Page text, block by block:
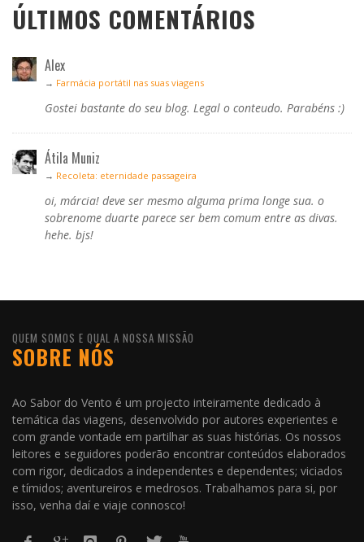
ÚLTIMOS COMENTÁRIOS
Alex
→ Farmácia portátil nas suas viagens
Gostei bastante do seu blog. Legal o conteudo. Parabéns :)
Átila Muniz
→ Recoleta: eternidade passageira
oi, márcia! deve ser mesmo alguma prima longe sua. o
sobrenome duarte parece ser bem comum entre as divas.
hehe. bjs!
QUEM SOMOS E QUAL A NOSSA MISSÃO
SOBRE NÓS
Ao Sabor do Vento é um projecto inteiramente dedicado à
temática das viagens, desenvolvido por autores experientes e
com grande vontade em partilhar as suas histórias. Os nossos
leitores e seguidores poderão encontrar conteúdos elaborados
com rigor, dedicados a independentes e dependentes; viciados
e tímidos; aventureiros e medrosos. Trabalhamos para si, por
isso, venha daí e viaje connosco!